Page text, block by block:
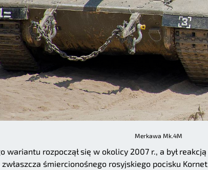
Merkawa Mk.4M
wariantu rozpoczął się w okolicy 2007 r., a był
śmiercionośnego rosyjskiego pocisku